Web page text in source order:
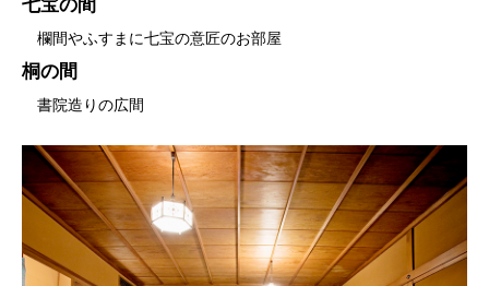
七宝の間
欄間やふすまに七宝の意匠のお部屋
桐の間
書院造りの広間